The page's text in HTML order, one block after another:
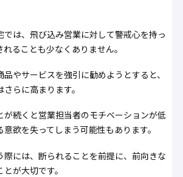
では、飛び込み営業に対して警戒心を持っ
ることも少なくありません。
やサービスを強引に勧めようとすると、
らに高まります。
が続くと営業担当者のモチベーションが低
欲を失ってしまう可能性もあります。
際には、断られることを前提に、前向きな
が大切です。